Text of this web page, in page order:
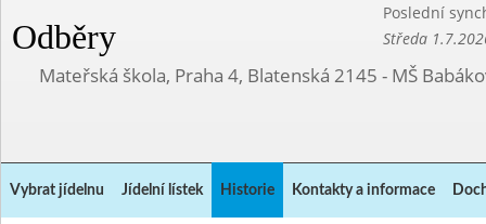
Odběry
Poslední
Středa
Mateřská škola, Praha 4, Blatenská 2145 - MŠ
Vybrat jídelnu Jídelní lístek Historie Kontakty a informace